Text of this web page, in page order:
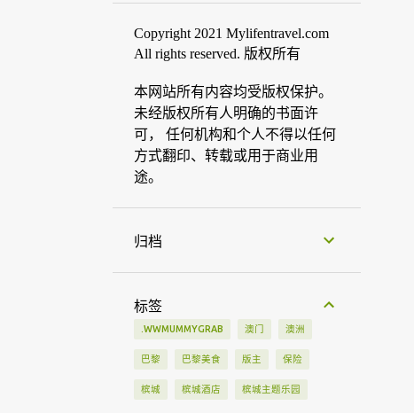
Copyright 2021 Mylifentravel.com
All rights reserved. 版权所有
本网站所有内容均受版权保护。
未经版权所有人明确的书面许
可， 任何机构和个人不得以任何
方式翻印、转载或用于商业用
途。
归档
标签
.WWMUMMYGRAB 澳门 澳洲
巴黎 巴黎美食 版主 保险
槟城 槟城酒店 槟城主题乐园